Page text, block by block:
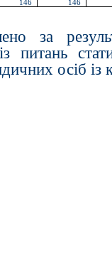
146 146
за
питань
осіб із